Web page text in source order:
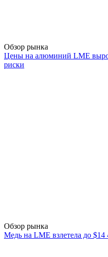
Обзор рынка
Цены на алюминий LME
риски
Обзор рынка
Медь на LME взлетела до $14